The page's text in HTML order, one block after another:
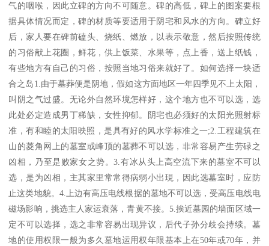
气的咽喉，因此立碑的方向不可随意。碑的高低，碑上的图案要根
据具体情况而定，碑的材质等要适用于阴宅和风水的方向。碑立好
后，家人要在碑前磕头、烧纸、燃放，以表示敬意，然后按照传统
的习俗献上花圈，鲜花，供上饭菜、水果等，点上香，送上纸钱，
有些地方有自己的习俗，按照当地习俗来就好了。如何选择一块适
合之岛1.由于墓葬便是阴地，假如这方面地区一年四季见不上太阳，
叫阴之气过盛。无论外自然环境怎样好，这个地方也不可以选，选
此处必定造成男丁稀缺，女性抑郁。阴宅也必须好的太阳光照射标
准，有和睦的太阳映照，是具有好的风水学标准之一;2.工程建筑在
山的菱角网上的墓室或峰顶的墓葬不可以选，非常容易产生劳碌之
凶相，乃至是败家女之势。3.有冰从头上高空流下来的墓室不可以
选，是为凶相，主其家里常常得病弱小出現，因此选墓室时，应防
止这类地貌。4.上边有高压电线根据的墓地不可以选，受高压电线电
磁场影响，挑选主人家运衰落，青黄不接。5.挨近墓园的墙面区域一
定不可以选择，选之非常容易出现异议，后代子孙分歧会持续。墓
地的使用权限一般为多久墓地运用权年限基本上在50年或70年，并